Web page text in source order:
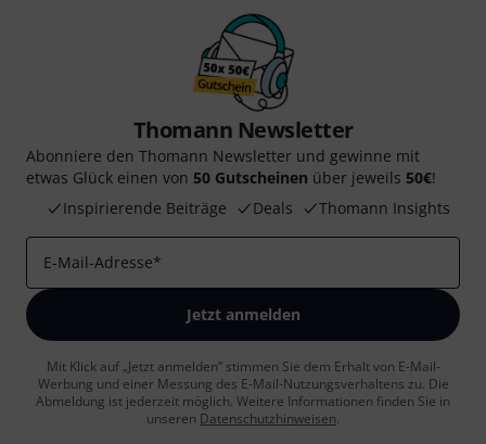
Thomann Newsletter
Abonniere den Thomann Newsletter und gewinne mit
etwas Glück einen von 50 Gutscheinen über jeweils 50€!
Inspirierende Beiträge
Deals Thomann Insights
E-Mail-Adresse*
Jetzt anmelden
Mit Klick auf „Jetzt anmelden“ stimmen Sie dem Erhalt von E-Mail-
Werbung und einer Messung des E-Mail-Nutzungsverhaltens zu. Die
Abmeldung ist jederzeit möglich. Weitere Informationen finden Sie in
unseren Datenschutzhinweisen.